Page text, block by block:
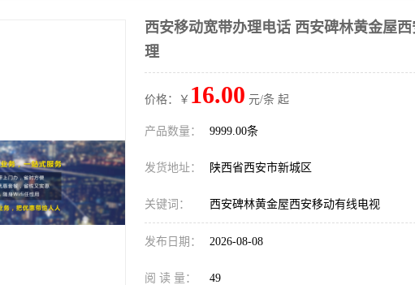
西安移动宽带办理电话 西安碑林黄金屋
理
价格：￥ 16.00 元/条 起
产品数量： 9999.00条
发货地址： 陕西省西安市新城区
关键词： 西安碑林黄金屋西安移动有线电视
发布日期： 2026-08-08
阅 读 量： 49